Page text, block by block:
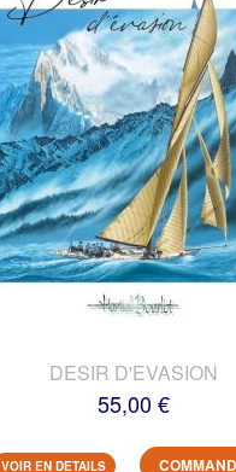
DESIR D'EVASION
55,00 €
VOIR EN DETAILS